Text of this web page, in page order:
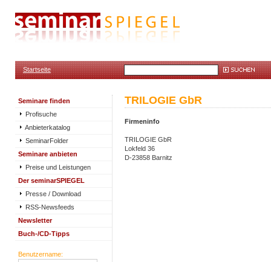
Startseite
Seminare finden
Profisuche
Anbieterkatalog
SeminarFolder
Seminare anbieten
Preise und Leistungen
Der seminarSPIEGEL
Presse / Download
RSS-Newsfeeds
Newsletter
Buch-/CD-Tipps
Benutzername:
TRILOGIE GbR
Firmeninfo
TRILOGIE GbR
Lokfeld 36
D-23858 Barnitz